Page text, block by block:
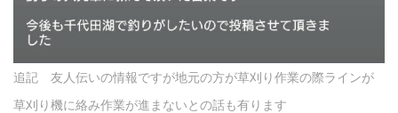
追記 友人伝いの情報ですが地元の方が草刈り作業の際ラインが
草刈り機に絡み作業が進まないとの話も有ります